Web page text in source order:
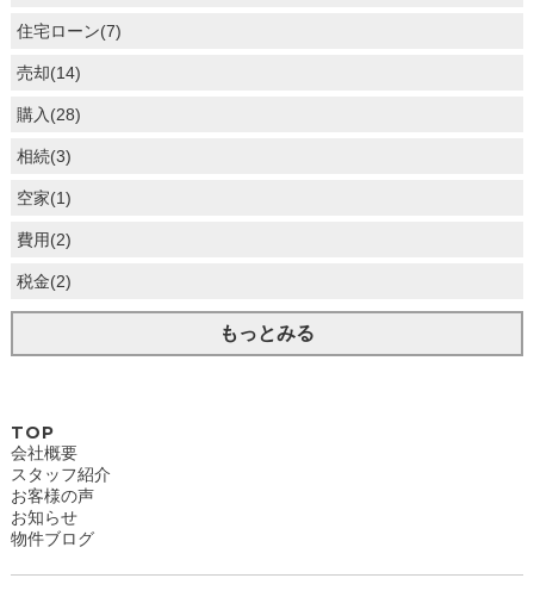
住宅ローン(7)
売却(14)
購入(28)
相続(3)
空家(1)
費用(2)
税金(2)
もっとみる
TOP
会社概要
スタッフ紹介
お客様の声
お知らせ
物件ブログ